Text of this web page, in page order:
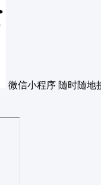
微信小程序 随时随地